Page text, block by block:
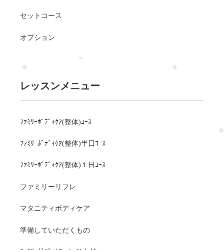
セットコース
オプション
レッスンメニュー
ﾌｧﾐﾘｰﾎﾞﾃﾞｨｹｱ(整体)ｺｰｽ
ﾌｧﾐﾘｰﾎﾞﾃﾞｨｹｱ(整体)半日ｺｰｽ
ﾌｧﾐﾘｰﾎﾞﾃﾞｨｹｱ(整体)１日ｺｰｽ
ファミリーリフレ
マタニティボディケア
準備していただくもの